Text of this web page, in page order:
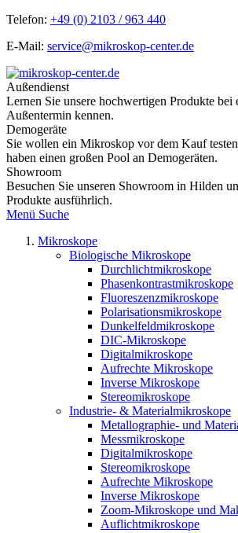
Telefon: +49 (0) 2103 / 963 440
E-Mail: service@mikroskop-center.de
Außendienst
Lernen Sie unsere hochwertigen Produkte bei
Außentermin kennen.
Demogeräte
Sie wollen ein Mikroskop vor dem Kauf
haben einen großen Pool an Demogeräten.
Showroom
Besuchen Sie unseren Showroom in Hilden
Produkte ausführlich.
Menü Suche
Mikroskope
Biologische Mikroskope
Durchlichtmikroskope
Phasenkontrastmikroskope
Fluoreszenzmikroskope
Polarisationsmikroskope
Dunkelfeldmikroskope
DIC-Mikroskope
Digitalmikroskope
Aufrechte Mikroskope
Inverse Mikroskope
Stereomikroskope
Industrie- & Materialmikroskope
Metallographie- und
Messmikroskope
Digitalmikroskope
Stereomikroskope
Aufrechte Mikroskope
Inverse Mikroskope
Zoom-Mikroskope und
Auflichtmikroskope